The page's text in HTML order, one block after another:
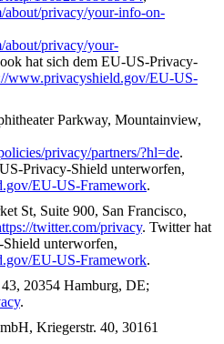
privacy/your-info-on-
about/privacy/your-
hat sich dem EU-US-Privacy-
www.privacyshield.gov/EU-US-
Parkway, Mountainview,
privacy/partners/?hl=de.
Privacy-Shield unterworfen,
EU-US-Framework.
St, Suite 900, San Francisco,
twitter.com/privacy. Twitter hat
unterworfen,
EU-US-Framework.
20354 Hamburg, DE;
.
Kriegerstr. 40, 30161